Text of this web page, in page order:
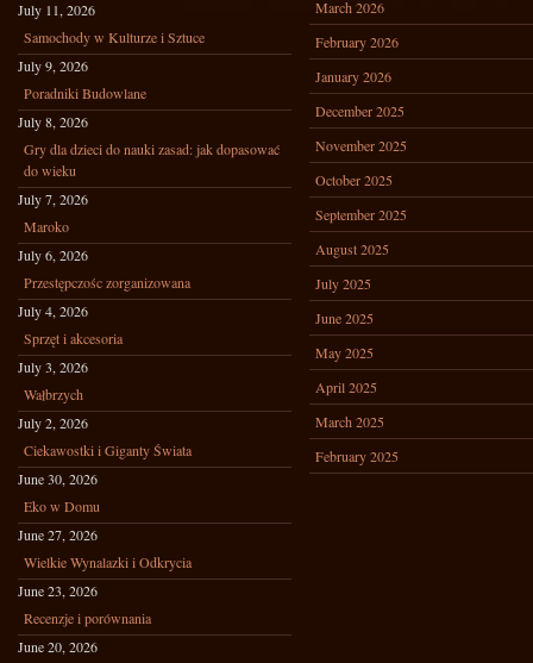
July 11, 2026
Samochody w Kulturze i Sztuce
July 9, 2026
Poradniki Budowlane
July 8, 2026
Gry dla dzieci do nauki zasad: jak dopasować
do wieku
July 7, 2026
Maroko
July 6, 2026
Przestępczośc zorganizowana
July 4, 2026
Sprzęt i akcesoria
July 3, 2026
Wałbrzych
July 2, 2026
Ciekawostki i Giganty Świata
June 30, 2026
Eko w Domu
June 27, 2026
Wielkie Wynalazki i Odkrycia
June 23, 2026
Recenzje i porównania
June 20, 2026
March 2026
February 2026
January 2026
December 2025
November 2025
October 2025
September 2025
August 2025
July 2025
June 2025
May 2025
April 2025
March 2025
February 2025